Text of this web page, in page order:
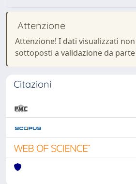
Attenzione
Attenzione! I dati visualizzati
sottoposti a validazione da
Citazioni